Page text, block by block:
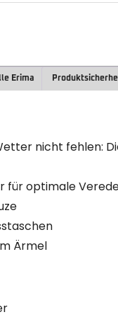
Erima
nicht fehlen:
für optimale
Ärmel